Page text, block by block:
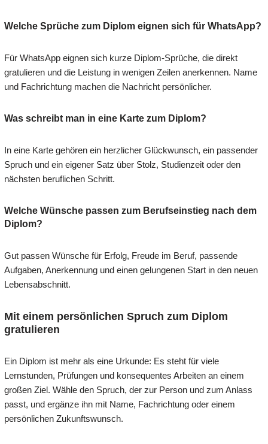
Welche Sprüche zum Diplom eignen sich für WhatsApp?
Für WhatsApp eignen sich kurze Diplom-Sprüche, die direkt
gratulieren und die Leistung in wenigen Zeilen anerkennen. Name
und Fachrichtung machen die Nachricht persönlicher.
Was schreibt man in eine Karte zum Diplom?
In eine Karte gehören ein herzlicher Glückwunsch, ein passender
Spruch und ein eigener Satz über Stolz, Studienzeit oder den
nächsten beruflichen Schritt.
Welche Wünsche passen zum Berufseinstieg nach dem
Diplom?
Gut passen Wünsche für Erfolg, Freude im Beruf, passende
Aufgaben, Anerkennung und einen gelungenen Start in den neuen
Lebensabschnitt.
Mit einem persönlichen Spruch zum Diplom
gratulieren
Ein Diplom ist mehr als eine Urkunde: Es steht für viele
Lernstunden, Prüfungen und konsequentes Arbeiten an einem
großen Ziel. Wähle den Spruch, der zur Person und zum Anlass
passt, und ergänze ihn mit Name, Fachrichtung oder einem
persönlichen Zukunftswunsch.